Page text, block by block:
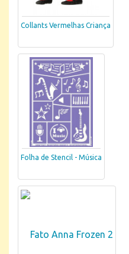
Collants Vermelhas Criança
Folha de Stencil - Música